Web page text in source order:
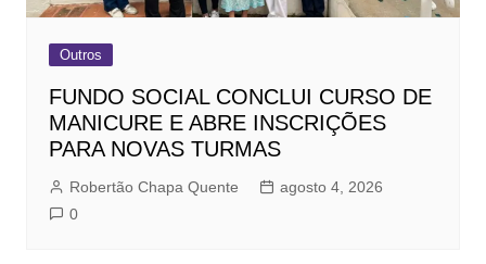
Outros
FUNDO SOCIAL CONCLUI CURSO DE
MANICURE E ABRE INSCRIÇÕES
PARA NOVAS TURMAS
Robertão Chapa Quente
agosto 4, 2026
0